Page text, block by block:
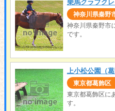
乗馬クラブクレ
神奈川県秦野
神奈川県秦野市
です。
上小松公園（葛
東京都葛飾区
東京都葛飾区に
す。